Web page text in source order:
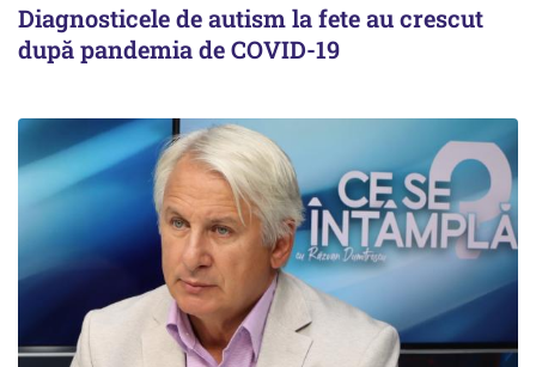
Diagnosticele de autism la fete au crescut
după pandemia de COVID-19